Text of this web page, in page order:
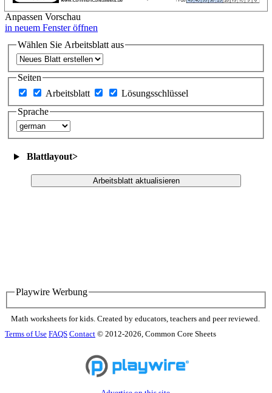
Anpassen Vorschau
in neuem Fenster öffnen
Wählen Sie Arbeitsblatt aus
Seiten
Arbeitsblatt
Lösungsschlüssel
Sprache
Blattlayout>
Arbeitsblatt aktualisieren
Playwire Werbung
Math worksheets for kids. Created by educators, teachers and peer reviewed.
Terms of Use FAQS Contact © 2012-2026, Common Core Sheets